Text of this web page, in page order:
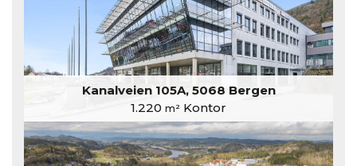
Kanalveien 105A, 5068 Bergen
1.220 m² Kontor